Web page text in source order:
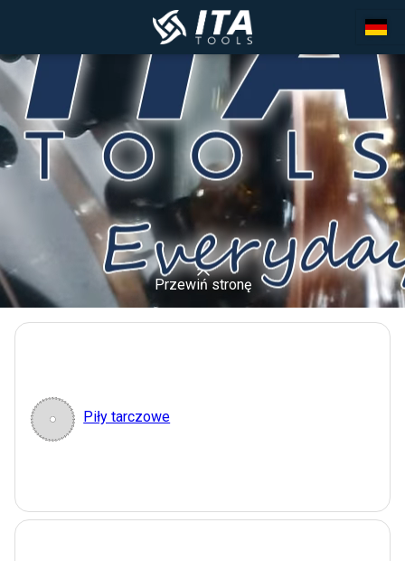
Przewiń stronę
Piły tarczowe